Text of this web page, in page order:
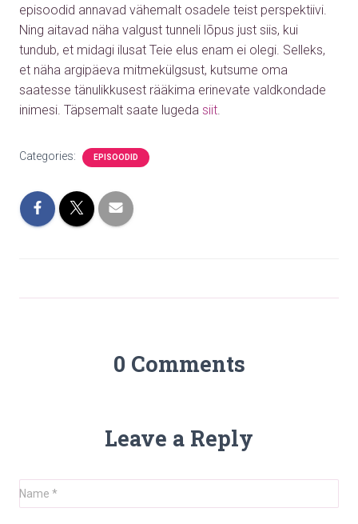
episoodid annavad vähemalt osadele teist perspektiivi.
Ning aitavad näha valgust tunneli lõpus just siis, kui
tundub, et midagi ilusat Teie elus enam ei olegi. Selleks,
et näha argipäeva mitmekülgsust, kutsume oma
saatesse tänulikkusest rääkima erinevate valdkondade
inimesi. Täpsemalt saate lugeda siit.
Categories: EPISOODID
0 Comments
Leave a Reply
Name *